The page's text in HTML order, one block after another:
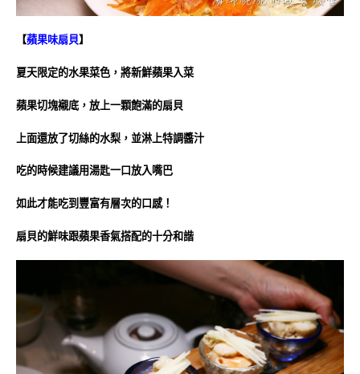
【蘋果味扇貝】
夏天限定的水果菜色，將新鮮蘋果入菜
蘋果切塊襯底，放上一顆飽滿的扇貝
上面還放了切絲的水梨，並淋上特調醬汁
吃的時候建議用湯匙一口放入嘴巴
如此才能吃到豐富有層次的口感！
扇貝的鮮味跟蘋果香氣搭配的十分和諧